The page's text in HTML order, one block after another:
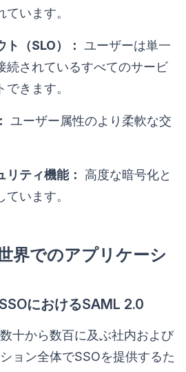
います。
ト（SLO）： ユーザーは単一
続されているすべてのサービ
きます。
ユーザー属性のより柔軟な交
リティ機能：
高度な暗号化と
います。
界でのアプリケーシ
におけるSAML 2.0
十から数百に及ぶ社内および
ョン全体でSSOを提供するた